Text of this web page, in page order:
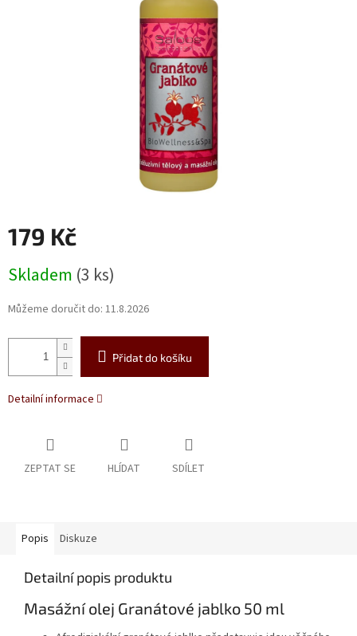
179 Kč
cena:
Skladem (3 ks)
Můžeme doručit do: 11.8.2026
Přidat do košíku
Detailní informace
ZEPTAT SE HLÍDAT SDÍLET
Popis Diskuze
Detailní popis produktu
Masážní olej Granátové jablko 50 ml